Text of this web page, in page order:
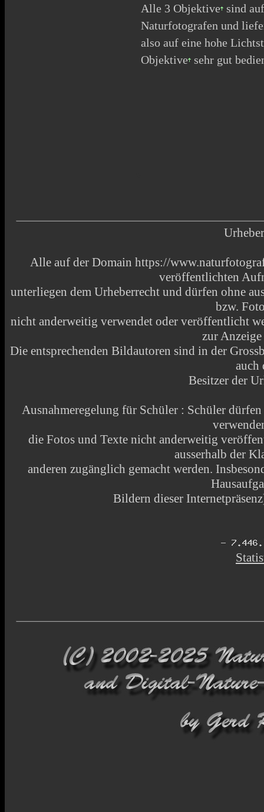
Alle 3 Objektive sind
Naturfotografen und
also auf eine hohe
Objektive sehr gut
Alle auf der Domain https://
veröffentlichten
unterliegen dem Urheberrecht und dürfen ohne
bzw.
nicht anderweitig verwendet oder veröffentlicht
zur
Die entsprechenden Bildautoren sind in der
auch
Besitzer der
Ausnahmeregelung für Schüler : Schüler
die Fotos und Texte nicht anderweitig
ausserhalb der
anderen zugänglich gemacht werden.
Bildern dieser